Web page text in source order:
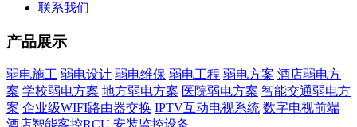
联系我们
产品展示
弱电施工 弱电设计 弱电维保 弱电工程 弱电方案 酒店弱电方
案 学校弱电方案 地方弱电方案 医院弱电方案 智能交通弱电方
案 企业级WIFI路由器交换 IPTV互动电视系统 数字电视前端